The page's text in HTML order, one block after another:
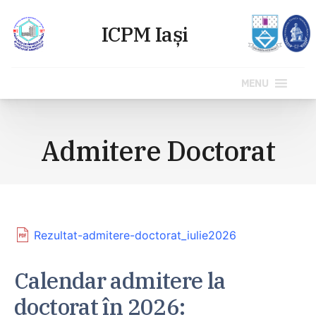
MENU
Admitere Doctorat
Rezultat-admitere-doctorat_iulie2026
Calendar admitere la
doctorat în 2026: